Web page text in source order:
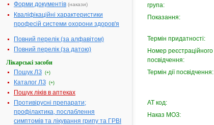
Форми документів (накази)
Кваліфікаційні характеристики
професій системи охорони здоров'я
Повний перелік (за алфавітом)
Повний перелік (за датою)
Лікарські засоби
Пошук ЛЗ (+)
Каталог ЛЗ (+)
Пошук ліків в аптеках
Противірусні препарати;
профілактика, послаблення
симптомів та лікування грипу та ГРВІ
група:
Показання:
Термін придатності:
Номер реєстраційного
посвідчення:
Термін дії посвідчення:
АТ код:
Наказ МОЗ: